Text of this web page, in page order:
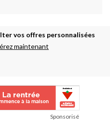
vos offres personnalisées
maintenant
Sponsorisé